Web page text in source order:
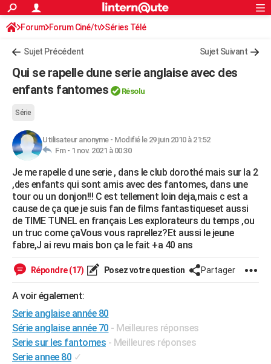
ACTUALITÉS
Politique
Société
Faits Divers
Education
Monde
Villes
+
Programme TV
Streaming
Cinéma
Sorties cinéma
Musique
FINANCE
Retraite
Impôts
Epargne
Immobilier
Risques naturels par ville
Banque
Assurance
Crédit
AUTO
Essais
Réserver un essai
Citadines
Berlines
SUV
Forum auto
HIGH-TECH
Mobiles
Meilleur smartphone
Internet
Ordinateurs
Jeux vidéo
Guide high-tech
BRICOLAGE
Forum
Aménagement intérieur
Extérieur
Cuisine
Salle de bains
Jardinage
Rangement
WEEK-END
Guides de France
Escapades
Patrimoine
Expositions
Musées
Week-end nature
+LIFESTYLE
Art de vivre
Bien-être
Loisirs
Mode
Modes de vie
SANTE
VOYAGE
GUIDES D'ACHAT
BONS PLANS
CARTE DE VOEUX
S'inscrire
Connexion
Forum Forum Ciné/tv Séries Télé
Sujet Précédent Sujet Suivant
Qui se rapelle dune serie anglaise avec des
enfants fantomes
Résolu
Série
Utilisateur anonyme- Modifié le 29 juin 2010 à 21:52
Fm - 1 nov. 2021 à 00:30
Je me rapelle d une serie , dans le club dorothé mais sur la 2
,des enfants qui sont amis avec des fantomes, dans une
tour ou un donjon!!! C est tellement loin deja,mais c est a
cause de ça que je suis fan de films fantastiqueset aussi
de TIME TUNEL en français Les explorateurs du temps ,ou
un truc come çaVous vous raprellez?Et aussi le jeune
fabre,J ai revu mais bon ça le fait +a 40 ans
Répondre (17) Posez votre question Partager
A voir également:
Serie anglaise année 80
Série anglaise année 70 - Meilleures réponses
Serie sur les fantomes - Meilleures réponses
Serie annee 80 ✓